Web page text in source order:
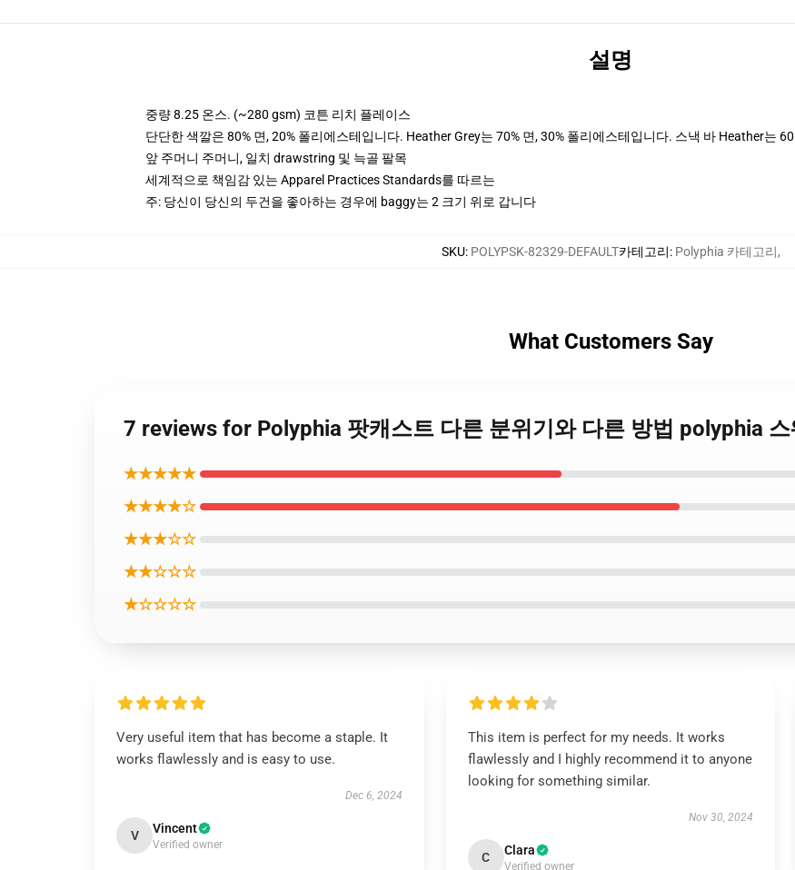
설명
중량 8.25 온스. (~280 gsm) 코튼 리치 플레이스
단단한 색깔은 80% 면, 20% 폴리에스테입니다. Heather Grey는 70% 면, 30% 폴리에스테입니다. 스낵 바 Heather는 60
앞 주머니 주머니, 일치 drawstring 및 늑골 팔목
세계적으로 책임감 있는 Apparel Practices Standards를 따르는
주: 당신이 당신의 두건을 좋아하는 경우에 baggy는 2 크기 위로 갑니다
SKU: POLYPSK-82329-DEFAULT카테고리: Polyphia 카테고리,
What Customers Say
7 reviews for Polyphia 팟캐스트 다른 분위기와 다른 방법 polyphia
★★★★★
★★★★☆
★★★☆☆
★★☆☆☆
★☆☆☆☆
Very useful item that has become a staple. It
works flawlessly and is easy to use.
Dec 6, 2024
V Vincent
Verified owner
This item is perfect for my needs. It works
flawlessly and I highly recommend it to anyone
looking for something similar.
Nov 30, 2024
C Clara
Verified owner